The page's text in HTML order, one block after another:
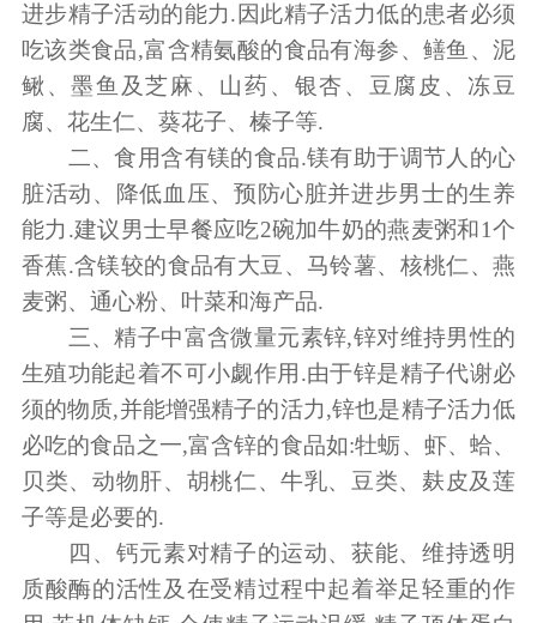
进步精子活动的能力.因此精子活力低的患者必须
吃该类食品,富含精氨酸的食品有海参、鳝鱼、泥
鳅、墨鱼及芝麻、山药、银杏、豆腐皮、冻豆
腐、花生仁、葵花子、榛子等.
二、食用含有镁的食品.镁有助于调节人的心
脏活动、降低血压、预防心脏并进步男士的生养
能力.建议男士早餐应吃2碗加牛奶的燕麦粥和1个
香蕉.含镁较的食品有大豆、马铃薯、核桃仁、燕
麦粥、通心粉、叶菜和海产品.
三、精子中富含微量元素锌,锌对维持男性的
生殖功能起着不可小觑作用.由于锌是精子代谢必
须的物质,并能增强精子的活力,锌也是精子活力低
必吃的食品之一,富含锌的食品如:牡蛎、虾、蛤、
贝类、动物肝、胡桃仁、牛乳、豆类、麸皮及莲
子等是必要的.
四、钙元素对精子的运动、获能、维持透明
质酸酶的活性及在受精过程中起着举足轻重的作